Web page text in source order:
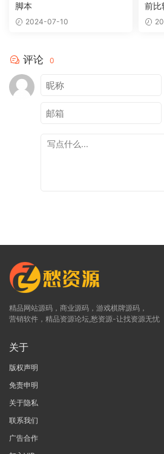
脚本
2024-07-10
前比
评论 0
精品网站源码，商业源码，游戏棋牌源码，
营销软件，精品资源论坛,愁资源-让找资源无忧
关于
版权声明
免责申明
关于隐私
联系我们
广告合作